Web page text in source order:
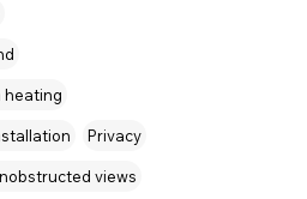
heating
Privacy
views